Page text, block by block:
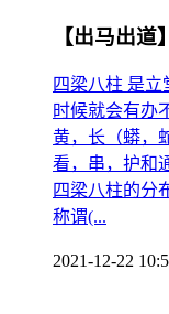
【出马出道】
四梁八柱 是
时候就会有办
黄，长（蟒，
看，串，护和
四梁八柱的分
称谓(...
2021-12-22